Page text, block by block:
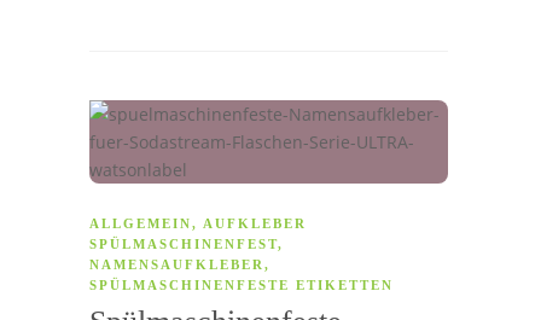
ALLGEMEIN, AUFKLEBER
SPÜLMASCHINENFEST,
NAMENSAUFKLEBER ,
SPÜLMASCHINENFESTE ETIKETTEN